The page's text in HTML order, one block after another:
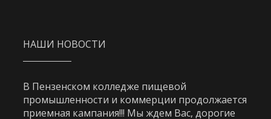
НАШИ НОВОСТИ
В Пензенском колледже пищевой
промышленности и коммерции продолжается
приемная кампания!!! Мы ждем Вас, дорогие